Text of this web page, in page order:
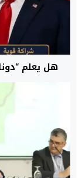
هل يعلم